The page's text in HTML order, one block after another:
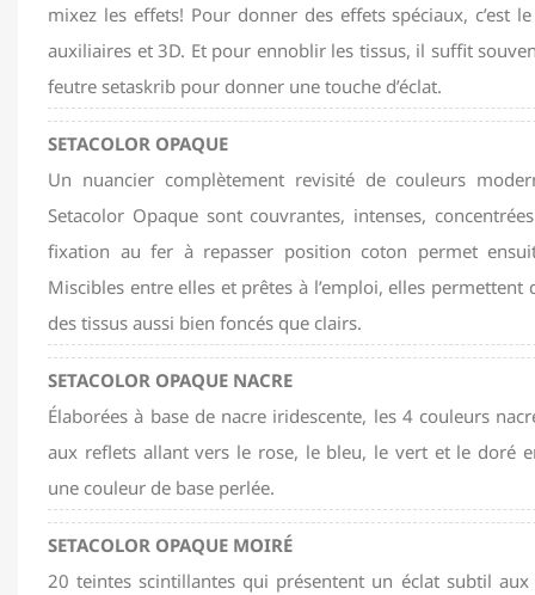
mixez les effets! Pour donner des effets spéciaux, c’est
auxiliaires et 3D. Et pour ennoblir les tissus, il suffit
feutre setaskrib pour donner une touche d’éclat.
SETACOLOR OPAQUE
Un nuancier complètement revisité de couleurs
Setacolor Opaque sont couvrantes, intenses,
fixation au fer à repasser position coton permet
Miscibles entre elles et prêtes à l’emploi, elles permettent
des tissus aussi bien foncés que clairs.
SETACOLOR OPAQUE NACRE
Élaborées à base de nacre iridescente, les 4 couleurs
aux reflets allant vers le rose, le bleu, le vert et le doré
une couleur de base perlée.
SETACOLOR OPAQUE MOIRÉ
20 teintes scintillantes qui présentent un éclat subtil aux